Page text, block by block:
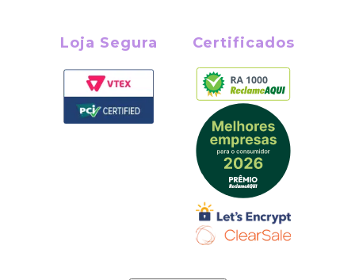
Loja Segura Certificados